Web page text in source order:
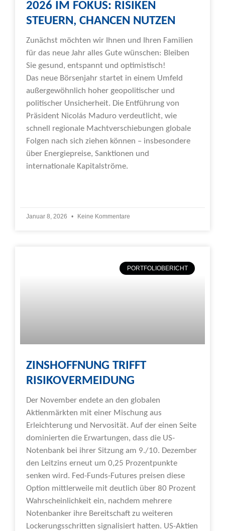
2026 IM FOKUS: RISIKEN
STEUERN, CHANCEN NUTZEN
Zunächst möchten wir Ihnen und Ihren Familien
für das neue Jahr alles Gute wünschen: Bleiben
Sie gesund, entspannt und optimistisch!
Das neue Börsenjahr startet in einem Umfeld
außergewöhnlich hoher geopolitischer und
politischer Unsicherheit. Die Entführung von
Präsident Nicolás Maduro verdeutlicht, wie
schnell regionale Machtverschiebungen globale
Folgen nach sich ziehen können – insbesondere
über Energiepreise, Sanktionen und
internationale Kapitalströme.
Januar 8, 2026 Keine Kommentare
PORTFOLIOBERICHT
ZINSHOFFNUNG TRIFFT
RISIKOVERMEIDUNG
Der November endete an den globalen
Aktienmärkten mit einer Mischung aus
Erleichterung und Nervosität. Auf der einen Seite
dominierten die Erwartungen, dass die US-
Notenbank bei ihrer Sitzung am 9./10. Dezember
den Leitzins erneut um 0,25 Prozentpunkte
senken wird. Fed-Funds-Futures preisen diese
Option mittlerweile mit deutlich über 80 Prozent
Wahrscheinlichkeit ein, nachdem mehrere
Notenbanker ihre Bereitschaft zu weiteren
Lockerungsschritten signalisiert hatten. US-Aktien